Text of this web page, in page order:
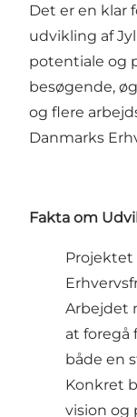
Det er en klar
udvikling af
potentiale og
besøgende,
og flere
Danmarks
Fakta om
Projektet
Arbejdet
at foregå
både en
Konkret
vision og